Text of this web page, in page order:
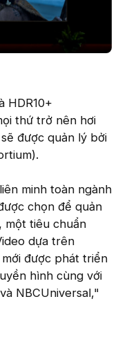
HDR10+
thứ trở nên hơi
được quản lý bởi
minh toàn ngành
chọn để quản
một tiêu chuẩn
dựa trên
được phát triển
hình cùng với
NBCUniversal,"